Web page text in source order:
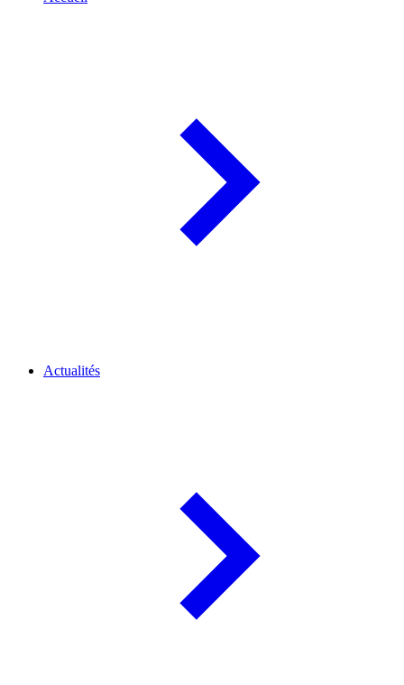
Actualités